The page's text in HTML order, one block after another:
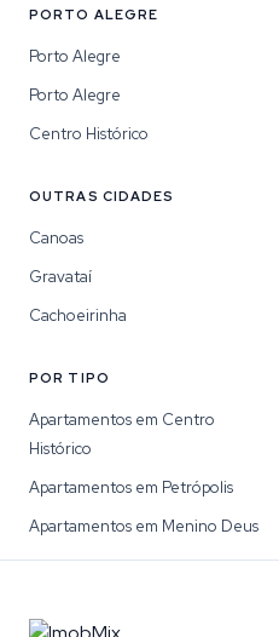
PORTO ALEGRE
Porto Alegre
Porto Alegre
Centro Histórico
OUTRAS CIDADES
Canoas
Gravataí
Cachoeirinha
POR TIPO
Apartamentos em Centro
Histórico
Apartamentos em Petrópolis
Apartamentos em Menino Deus